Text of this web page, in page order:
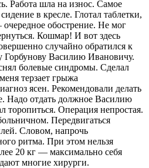
Работа шла на износ. Самое
в кресле. Глотал таблетки,
обострение. Не мог
Кошмар! И вот здесь
случайно обратился к
Василию Ивановичу.
болевые синдромы. Сделал
терзает грыжа
ясен. Рекомендовали делать
Надо отдать должное Василию
торопиться. Операция непростая.
Передвигаться
Словом, напрочь
ритма. При этом нельзя
20 кг — максимально себя
многие хирурги.